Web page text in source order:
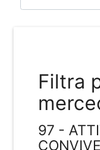
Filtra
97 -